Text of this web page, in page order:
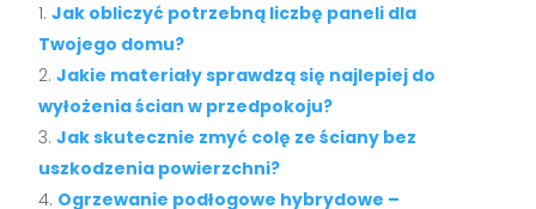
Jak obliczyć potrzebną liczbę paneli dla
Twojego domu?
Jakie materiały sprawdzą się najlepiej do
wyłożenia ścian w przedpokoju?
Jak skutecznie zmyć colę ze ściany bez
uszkodzenia powierzchni?
Ogrzewanie podłogowe hybrydowe –